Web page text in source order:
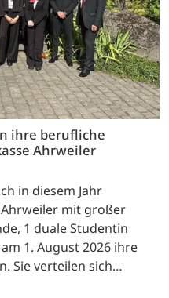
ihre berufliche
Ahrweiler
in diesem Jahr
mit großer
1 duale Studentin
1. August 2026 ihre
Sie verteilen sich…